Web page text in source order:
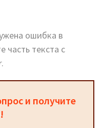
ошибка в
часть текста с
.
и получите